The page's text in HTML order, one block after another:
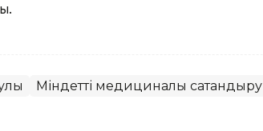
Міндетті медициналық сақтандыру